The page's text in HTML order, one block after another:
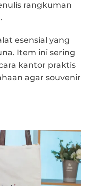
rangkuman
esensial yang
Item ini sering
kantor praktis
agar souvenir